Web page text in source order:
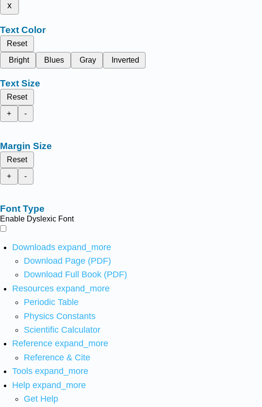
x
Text Color
Reset
Bright
Blues Gray Inverted
Text Size
Reset
+
-
Margin Size
Reset
+
-
Font Type
Enable Dyslexic Font
Downloads expand_more
Download Page (PDF)
Download Full Book (PDF)
Resources expand_more
Periodic Table
Physics Constants
Scientific Calculator
Reference expand_more
Reference & Cite
Tools expand_more
Help expand_more
Get Help